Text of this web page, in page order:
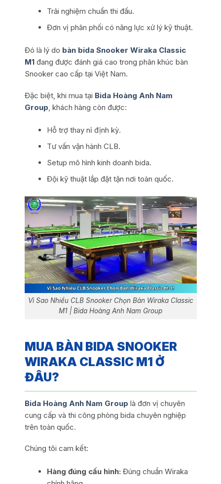
Trải nghiệm chuẩn thi đấu.
Đơn vị phân phối có năng lực xử lý kỹ thuật.
Đó là lý do bàn bida Snooker Wiraka Classic
M1đang được đánh giá cao trong phân khúc bàn
Snooker cao cấp tại Việt Nam.
Đặc biệt, khi mua tại Bida Hoàng Anh Nam
Group , khách hàng còn được:
Hỗ trợ thay nỉ định kỳ.
Tư vấn vận hành CLB.
Setup mô hình kinh doanh bida.
Đội kỹ thuật lắp đặt tận nơi toàn quốc.
Vì Sao Nhiều CLB Snooker Chọn Bàn Wiraka Classic
M1 | Bida Hoàng Anh Nam Group
MUA BÀN BIDA SNOOKER
WIRAKA CLASSIC M1 Ở
ĐÂU?
Bida Hoàng Anh Nam Group là đơn vị chuyên
cung cấp và thi công phòng bida chuyên nghiệp
trên toàn quốc.
Chúng tôi cam kết:
Hàng đúng cấu hình: Đúng chuẩn Wiraka